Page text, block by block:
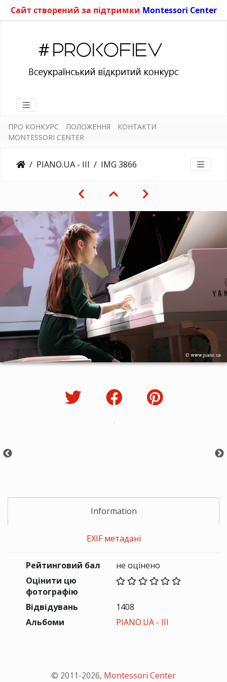
Сайт створений за підтримки Montessori Center
ПРО КОНКУРС ПОЛОЖЕННЯ
КОНТАКТИ
MONTESSORI CENTER
PIANO.UA - III IMG 3866
Information
EXIF метадані
Рейтинговий бал
не оцінено
Оцінити цю
фотографію
Відвідувань
1408
Альбоми
PIANO.UA - III
© 2011-2026, Montessori Center